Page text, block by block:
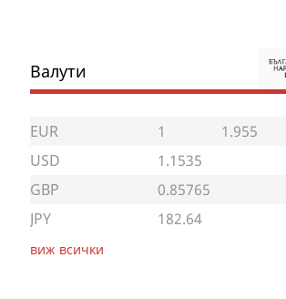
Валути
EUR 1
1.955
USD
1.1535
GBP
0.85765
JPY
182.64
виж всички